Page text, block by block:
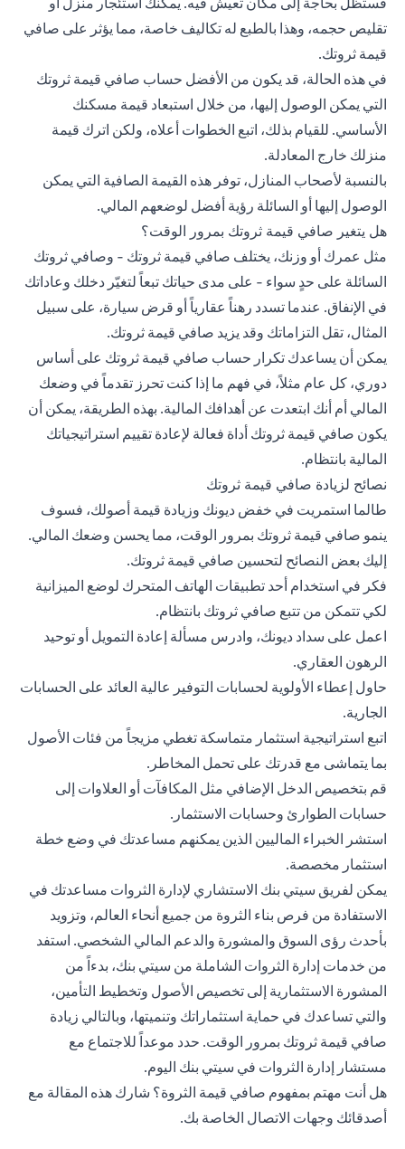
تقليص حجمه، وهذا بالطبع له تكاليف خاصة، مما يؤثر على صافي
قيمة ثروتك.
في هذه الحالة، قد يكون من الأفضل حساب صافي قيمة ثروتك
التي يمكن الوصول إليها، من خلال استبعاد قيمة مسكنك
الأساسي. للقيام بذلك، اتبع الخطوات أعلاه، ولكن اترك قيمة
منزلك خارج المعادلة.
بالنسبة لأصحاب المنازل، توفر هذه القيمة الصافية التي يمكن
الوصول إليها أو السائلة رؤية أفضل لوضعهم المالي.
هل يتغير صافي قيمة ثروتك بمرور الوقت؟
مثل عمرك أو وزنك، يختلف صافي قيمة ثروتك - وصافي ثروتك
السائلة على حدٍ سواء - على مدى حياتك تبعاً لتغيّر دخلك وعاداتك
في الإنفاق. عندما تسدد رهناً عقارياً أو قرض سيارة، على سبيل
المثال، تقل التزاماتك وقد يزيد صافي قيمة ثروتك.
يمكن أن يساعدك تكرار حساب صافي قيمة ثروتك على أساس
دوري، كل عام مثلاً، في فهم ما إذا كنت تحرز تقدماً في وضعك
المالي أم أنك ابتعدت عن أهدافك المالية. بهذه الطريقة، يمكن أن
يكون صافي قيمة ثروتك أداة فعالة لإعادة تقييم استراتيجياتك
المالية بانتظام.
نصائح لزيادة صافي قيمة ثروتك
طالما استمريت في خفض ديونك وزيادة قيمة أصولك، فسوف
ينمو صافي قيمة ثروتك بمرور الوقت، مما يحسن وضعك المالي.
إليك بعض النصائح لتحسين صافي قيمة ثروتك.
فكر في استخدام أحد تطبيقات الهاتف المتحرك لوضع الميزانية
لكي تتمكن من تتبع صافي ثروتك بانتظام.
اعمل على سداد ديونك، وادرس مسألة إعادة التمويل أو توحيد
الرهون العقاري.
حاول إعطاء الأولوية لحسابات التوفير عالية العائد على الحسابات
الجارية.
اتبع استراتيجية استثمار متماسكة تغطي مزيجاً من فئات الأصول
بما يتماشى مع قدرتك على تحمل المخاطر.
قم بتخصيص الدخل الإضافي مثل المكافآت أو العلاوات إلى
حسابات الطوارئ وحسابات الاستثمار.
استشر الخبراء الماليين الذين يمكنهم مساعدتك في وضع خطة
استثمار مخصصة.
يمكن لفريق سيتي بنك الاستشاري لإدارة الثروات مساعدتك في
الاستفادة من فرص بناء الثروة من جميع أنحاء العالم، وتزويد
بأحدث رؤى السوق والمشورة والدعم المالي الشخصي. استفد
من خدمات إدارة الثروات الشاملة من سيتي بنك، بدءاً من
المشورة الاستثمارية إلى تخصيص الأصول وتخطيط التأمين،
والتي تساعدك في حماية استثماراتك وتنميتها، وبالتالي زيادة
صافي قيمة ثروتك بمرور الوقت. حدد موعداً للاجتماع مع
مستشار إدارة الثروات في سيتي بنك اليوم.
هل أنت مهتم بمفهوم صافي قيمة الثروة؟ شارك هذه المقالة مع
أصدقائك وجهات الاتصال الخاصة بك.